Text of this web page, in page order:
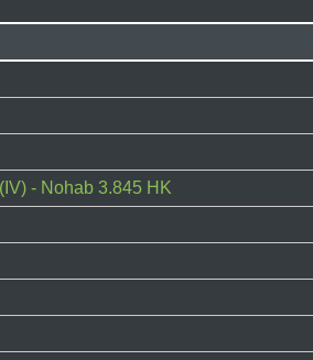
- Nohab 3.845 HK